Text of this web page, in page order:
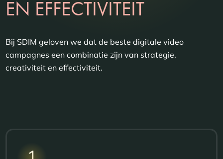
EN EFFECTIVITEIT
Bij SDIM geloven we dat de beste digitale video
campagnes een combinatie zijn van strategie,
creativiteit en effectiviteit.